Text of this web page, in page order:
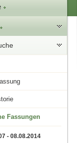
Fassungen
- 08.08.2014